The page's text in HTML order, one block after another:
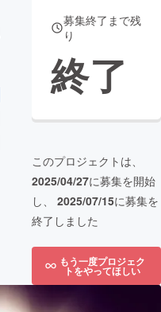
募集終了まで残
り
終了
このプロジェクトは、
2025/04/27に募集を開始
し、 2025/07/15に募集を
終了しました
もう一度プロジェク
トをやってほしい